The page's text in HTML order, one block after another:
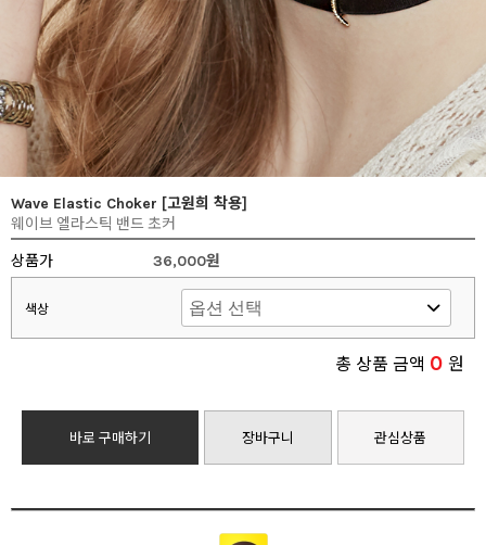
Wave Elastic Choker [고원희 착용]
웨이브 엘라스틱 밴드 초커
상품가
36,000원
색상
총 상품 금액 0 원
바로 구매하기 장바구니 관심상품